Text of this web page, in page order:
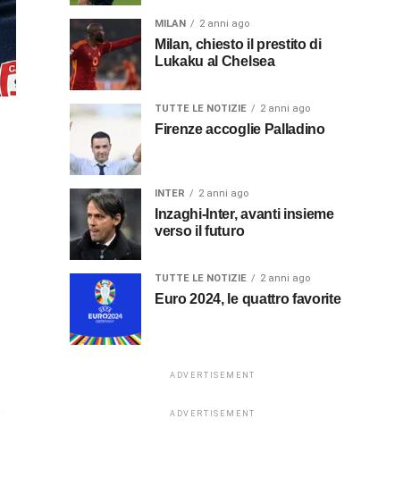
MILAN 2 anni ago
Milan, chiesto il prestito di
Lukaku al Chelsea
TUTTE LE NOTIZIE 2 anni ago
Firenze accoglie Palladino
INTER 2 anni ago
Inzaghi-Inter, avanti insieme
verso il futuro
TUTTE LE NOTIZIE 2 anni ago
Euro 2024, le quattro favorite
ADVERTISEMENT
ADVERTISEMENT